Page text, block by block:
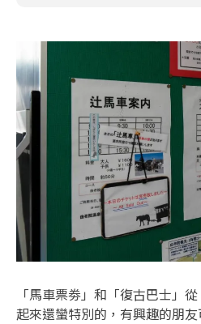
「馬車票劵」和「復古巴士」
起來還蠻特別的，有興趣的朋友